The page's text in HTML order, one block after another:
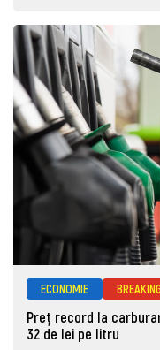
ECONOMIE
Preț record la
32 de lei pe litru